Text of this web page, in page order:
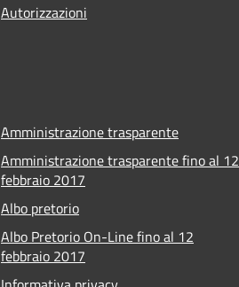
Autorizzazioni
Amministrazione trasparente
Amministrazione trasparente fino al 12
febbraio 2017
Albo pretorio
Albo Pretorio On-Line fino al 12
febbraio 2017